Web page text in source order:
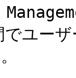
ユー